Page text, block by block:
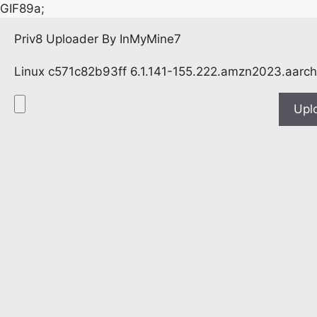
GIF89a;
Priv8 Uploader By InMyMine7